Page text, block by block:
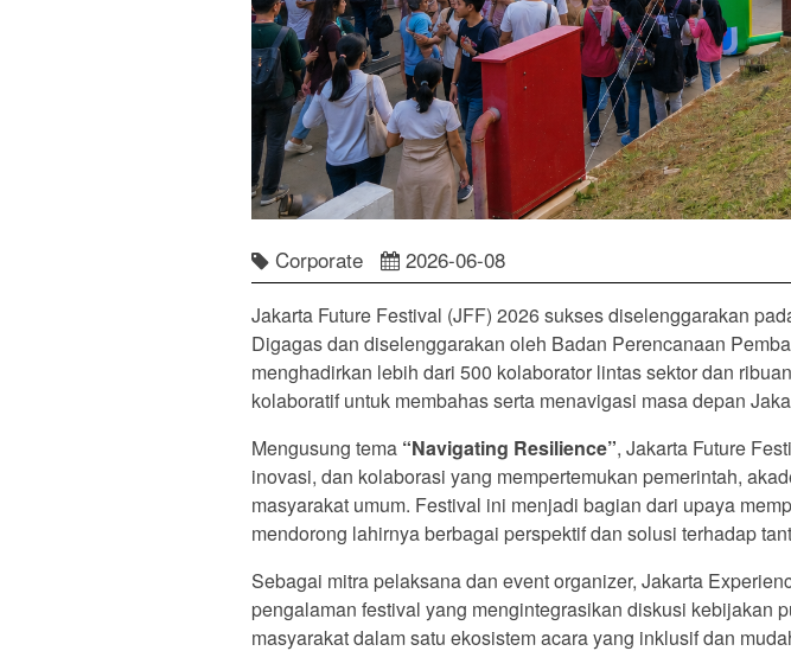
Corporate 2026-06-08
Jakarta Future Festival (JFF) 2026 sukses diselenggarakan
Digagas dan diselenggarakan oleh Badan Perencanaan
menghadirkan lebih dari 500 kolaborator lintas sektor dan
kolaboratif untuk membahas serta menavigasi masa depan
Mengusung tema “Navigating Resilience”, Jakarta Future
inovasi, dan kolaborasi yang mempertemukan pemerintah,
masyarakat umum. Festival ini menjadi bagian dari upaya
mendorong lahirnya berbagai perspektif dan solusi terhadap
Sebagai mitra pelaksana dan event organizer, Jakarta
pengalaman festival yang mengintegrasikan diskusi kebijakan
masyarakat dalam satu ekosistem acara yang inklusif dan